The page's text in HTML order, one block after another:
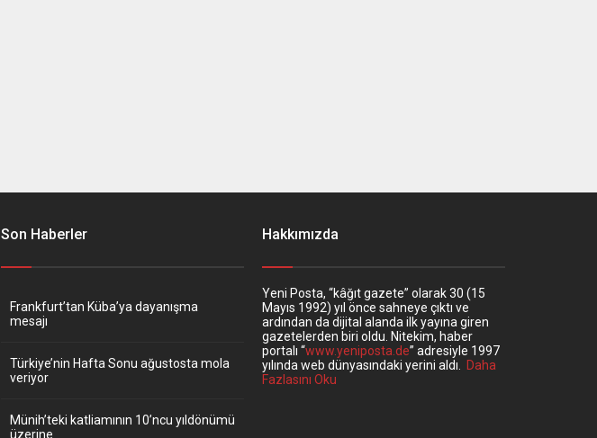
Son Haberler
Frankfurt’tan Küba’ya dayanışma
mesajı
Türkiye’nin Hafta Sonu ağustosta mola
veriyor
Münih’teki katliamının 10’ncu yıldönümü
üzerine
Hakkımızda
Yeni Posta, “kâğıt gazete” olarak 30 (15
Mayıs 1992) yıl önce sahneye çıktı ve
ardından da dijital alanda ilk yayına giren
gazetelerden biri oldu. Nitekim, haber
portalı “www.yeniposta.de” adresiyle 1997
yılında web dünyasındaki yerini aldı. Daha
Fazlasını Oku